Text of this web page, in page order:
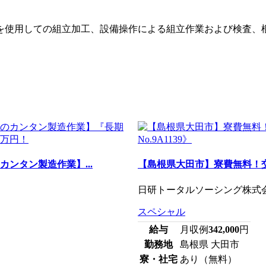
用しての組立加工、設備操作による組立作業および検査、
ンタン製造作業】... 【島根県大田市】寮費無料
日研トータルソーシング株
スペシャル
給与
月収例342,000円
勤務地
島根県 大田市
寮・社宅 あり（無料）